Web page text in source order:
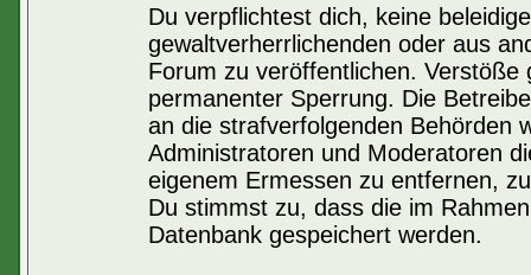
Du verpflichtest dich, keine
gewaltverherrlichenden oder aus
Forum zu veröffentlichen.
permanenter Sperrung. Die
an die strafverfolgenden Behörden
Administratoren und Moderatoren
eigenem Ermessen zu entfernen,
Du stimmst zu, dass die im
Datenbank gespeichert werden.